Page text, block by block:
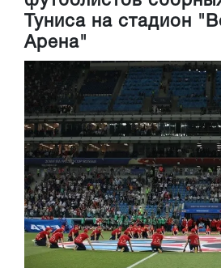
Туниса на стадион
Арена"